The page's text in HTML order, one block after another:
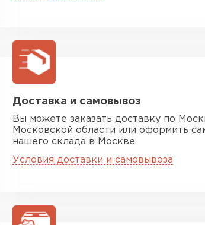
Доставка и самовывоз
Вы можете заказать доставку по
Московской области или оформить
нашего склада в Москве
Условия доставки и самовывоза